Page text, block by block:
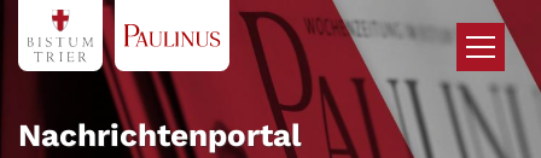
Zum Inhalt springen
Nachrichtenportal